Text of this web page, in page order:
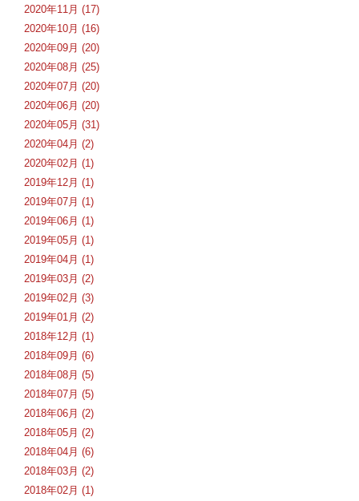
2020年11月 (17)
2020年10月 (16)
2020年09月 (20)
2020年08月 (25)
2020年07月 (20)
2020年06月 (20)
2020年05月 (31)
2020年04月 (2)
2020年02月 (1)
2019年12月 (1)
2019年07月 (1)
2019年06月 (1)
2019年05月 (1)
2019年04月 (1)
2019年03月 (2)
2019年02月 (3)
2019年01月 (2)
2018年12月 (1)
2018年09月 (6)
2018年08月 (5)
2018年07月 (5)
2018年06月 (2)
2018年05月 (2)
2018年04月 (6)
2018年03月 (2)
2018年02月 (1)